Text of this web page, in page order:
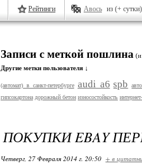
Рейтинги Авось из (+
Записи с меткой пошлина
Другие метки пользователя ↓
(автомат) в санкт-петербурге audi a6 spb авто
гипсокартона дорожный бетон износостойкость
ПОКУПКИ EBAY
Четверг, 27 Февраля 2014 г. 20:50 + в